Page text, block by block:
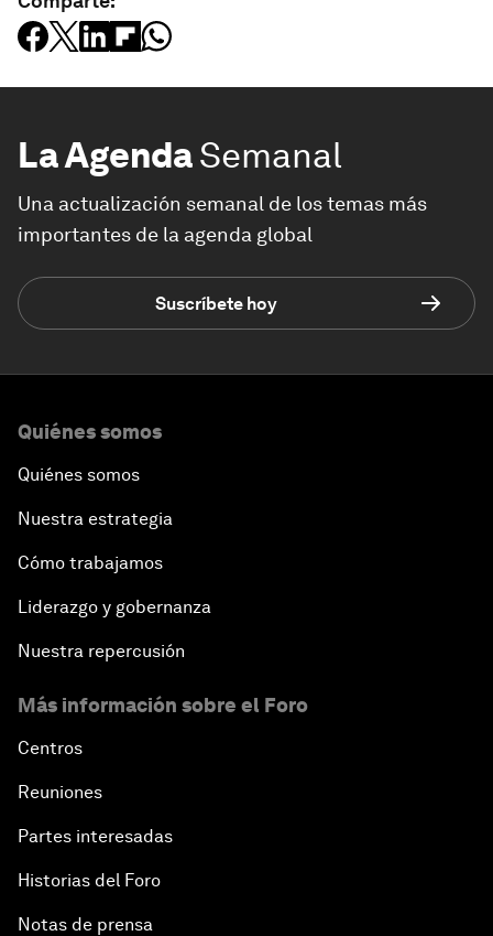
La AgendaSemanal
Una actualización semanal de los temas más
importantes de la agenda global
Suscríbete hoy
Quiénes somos
Quiénes somos
Nuestra estrategia
Cómo trabajamos
Liderazgo y gobernanza
Nuestra repercusión
Más información sobre el Foro
Centros
Reuniones
Partes interesadas
Historias del Foro
Notas de prensa